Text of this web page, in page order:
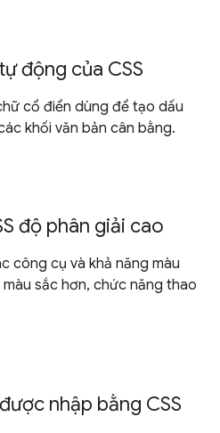
động của CSS
cổ điển dùng để tạo dấu
khối văn bản cân bằng.
độ phân giải cao
công cụ và khả năng màu
sắc hơn, chức năng thao
nhập bằng CSS